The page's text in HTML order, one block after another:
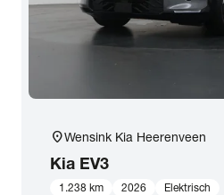
location_onWensink Kia Heerenveen
Kia EV3
1.238 km 2026 Elektrisch